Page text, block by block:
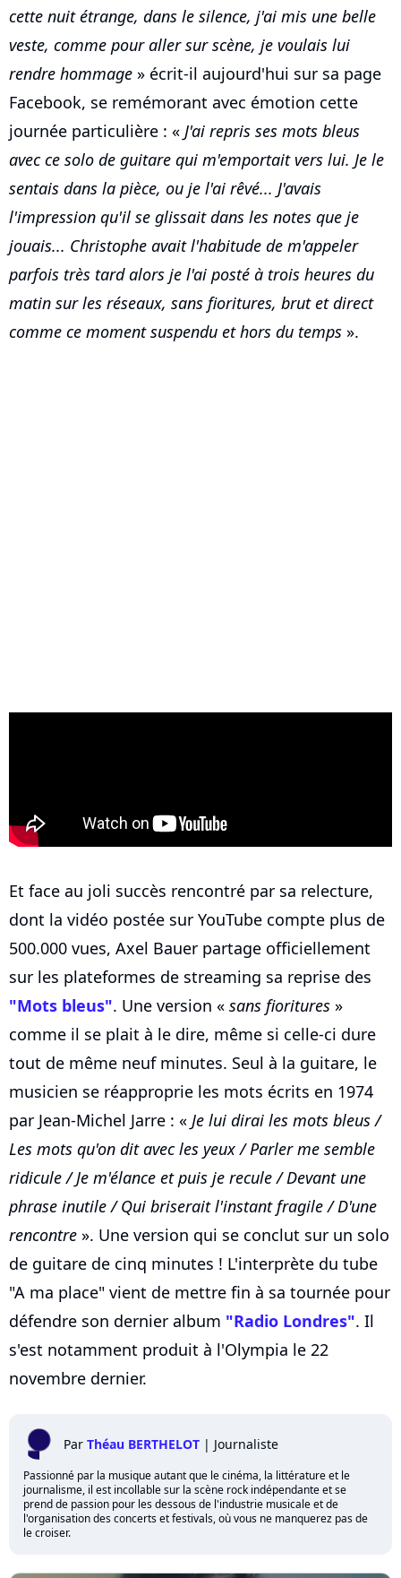
cette nuit étrange, dans le silence, j'ai mis une belle
veste, comme pour aller sur scène, je voulais lui
rendre hommage » écrit-il aujourd'hui sur sa page
Facebook, se remémorant avec émotion cette
journée particulière : « J'ai repris ses mots bleus
avec ce solo de guitare qui m'emportait vers lui. Je le
sentais dans la pièce, ou je l'ai rêvé... J'avais
l'impression qu'il se glissait dans les notes que je
jouais... Christophe avait l'habitude de m'appeler
parfois très tard alors je l'ai posté à trois heures du
matin sur les réseaux, sans fioritures, brut et direct
comme ce moment suspendu et hors du temps ».
Et face au joli succès rencontré par sa relecture,
dont la vidéo postée sur YouTube compte plus de
500.000 vues, Axel Bauer partage officiellement
sur les plateformes de streaming sa reprise des
"Mots bleus". Une version « sans fioritures »
comme il se plait à le dire, même si celle-ci dure
tout de même neuf minutes. Seul à la guitare, le
musicien se réapproprie les mots écrits en 1974
par Jean-Michel Jarre : « Je lui dirai les mots bleus /
Les mots qu'on dit avec les yeux / Parler me semble
ridicule / Je m'élance et puis je recule / Devant une
phrase inutile / Qui briserait l'instant fragile / D'une
rencontre ». Une version qui se conclut sur un solo
de guitare de cinq minutes ! L'interprète du tube
"A ma place" vient de mettre fin à sa tournée pour
défendre son dernier album "Radio Londres". Il
s'est notamment produit à l'Olympia le 22
novembre dernier.
Par Théau BERTHELOT | Journaliste
Passionné par la musique autant que le cinéma, la littérature et le
journalisme, il est incollable sur la scène rock indépendante et se
prend de passion pour les dessous de l'industrie musicale et de
l'organisation des concerts et festivals, où vous ne manquerez pas de
le croiser.